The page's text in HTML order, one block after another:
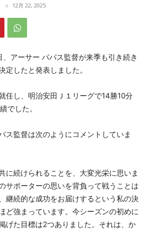
12月 22, 2025
アーサー パパス監督が来季も引き続き
定したと発表しました。
任し、明治安田Ｊ１リーグで14勝10分
でした。
ス監督は次のようにコメントしていま
に続けられることを、大変光栄に思いま
サポーターの思いを背負って戦うことは
継続的な成功をお届けするという私の決
ど強まっています。今シーズンの初めに
げた目標は2つありました。それは、か